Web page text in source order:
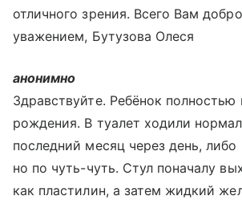
отличного зрения. Всего Вам
уважением, Бутузова Олеся
анонимно
Здравствуйте. Ребёнок полностью
рождения. В туалет ходили
последний месяц через день,
но по чуть-чуть. Стул поначалу
как пластилин, а затем жидкий